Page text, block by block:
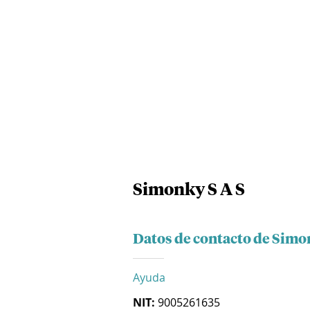
Simonky S A S
Datos de contacto de
Ayuda
NIT: 9005261635